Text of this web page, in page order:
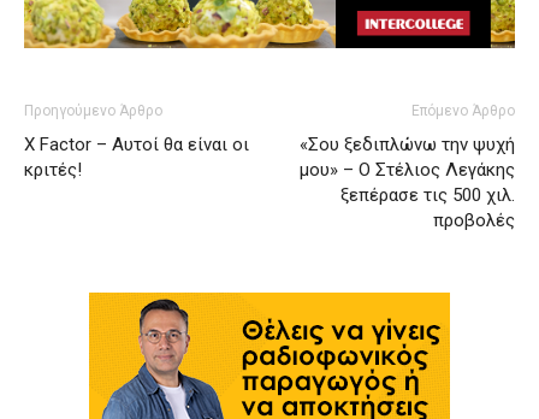
Προηγούμενο Άρθρο
X Factor – Αυτοί θα είναι οι
κριτές!
Επόμενο Άρθρο
«Σου ξεδιπλώνω την ψυχή
μου» – Ο Στέλιος Λεγάκης
ξεπέρασε τις 500 χιλ.
προβολές